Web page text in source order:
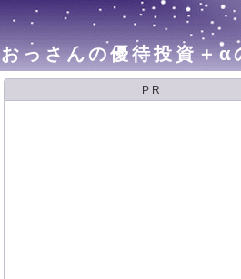
おっさんの優待投資＋α
PR